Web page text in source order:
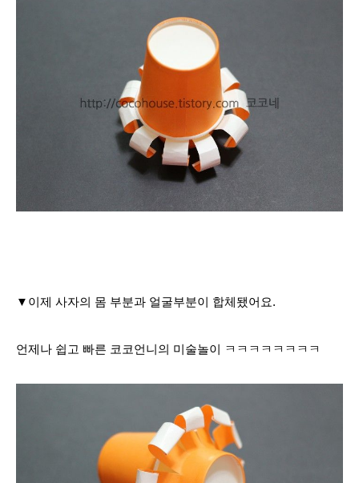
▼이제 사자의 몸 부분과 얼굴부분이 합체됐어요.
언제나 쉽고 빠른 코코언니의 미술놀이 ㅋㅋㅋㅋㅋㅋㅋㅋ